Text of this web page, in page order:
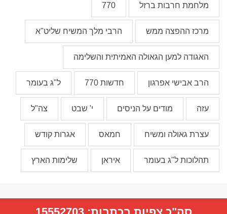
מלחמת חרבות ברזל 770
מרכז ההפצה ממש הרבי מלך המשיח שליט"א
האגודה למען הגאולה האמיתית והשלימה
הרב אבישי אפרגון חדשות 770 ל"ג בעומר
עזה מודים על הניסים י' שבט צה"ל
עצרת גאולה ומשיח חמאס אגרות קודש
תהלוכות ל"ג בעומר איראן שלימות הארץ